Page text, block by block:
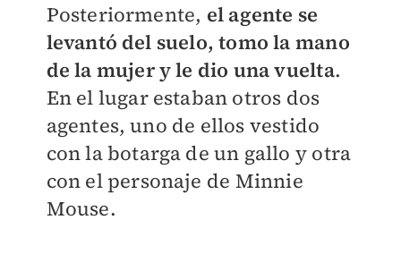
Posteriormente, el agente se
levantó del suelo, tomo la mano
de la mujer y le dio una vuelta.
En el lugar estaban otros dos
agentes, uno de ellos vestido
con la botarga de un gallo y otra
con el personaje de Minnie
Mouse.